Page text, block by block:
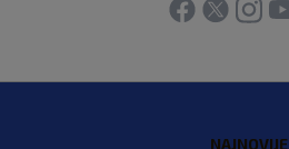
NAJNOVIJE